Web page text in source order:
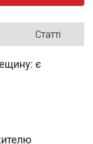
Статті
є